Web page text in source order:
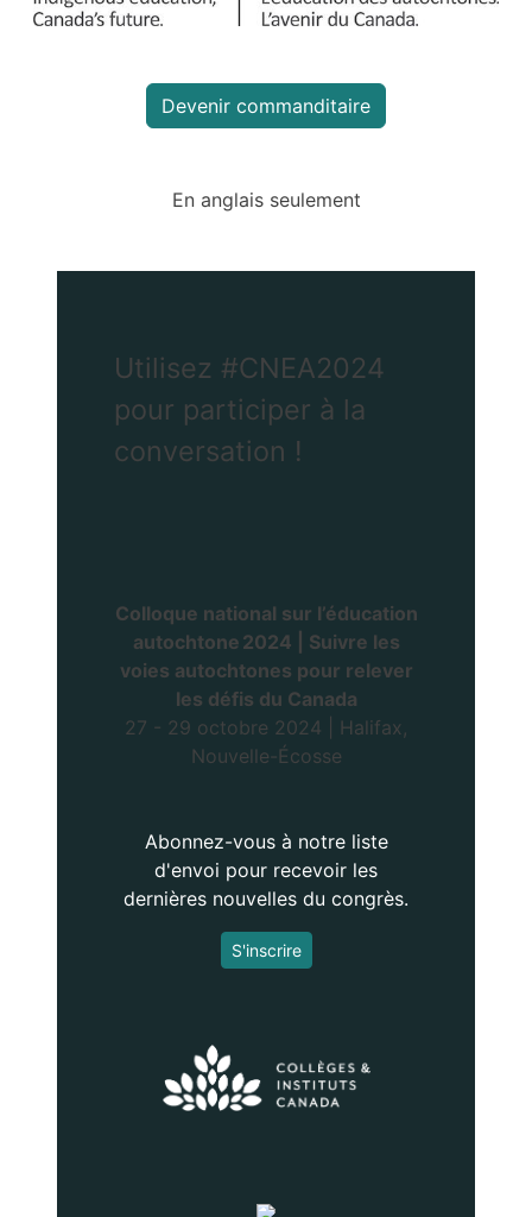
Devenir commanditaire
En anglais seulement
Utilisez #CNEA2024
pour participer à la
conversation !
Colloque national sur l’éducation
autochtone 2024 | Suivre les
voies autochtones pour relever
les défis du Canada
27 - 29 octobre 2024 | Halifax,
Nouvelle-Écosse
Abonnez-vous à notre liste
d'envoi pour recevoir les
dernières nouvelles du congrès.
S'inscrire